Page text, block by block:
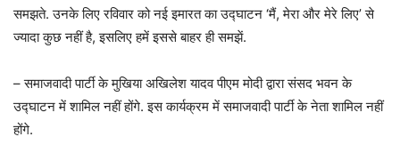
समझते. उनके लिए रविवार को नई इमारत का उद्घाटन ‘मैं, मेरा और मेरे लिए’ से
ज्यादा कुछ नहीं है, इसलिए हमें इससे बाहर ही समझें.
– समाजवादी पार्टी के मुखिया अखिलेश यादव पीएम मोदी द्वारा संसद भवन के
उद्घाटन में शामिल नहीं होंगे. इस कार्यक्रम में समाजवादी पार्टी के नेता शामिल नहीं
होंगे.